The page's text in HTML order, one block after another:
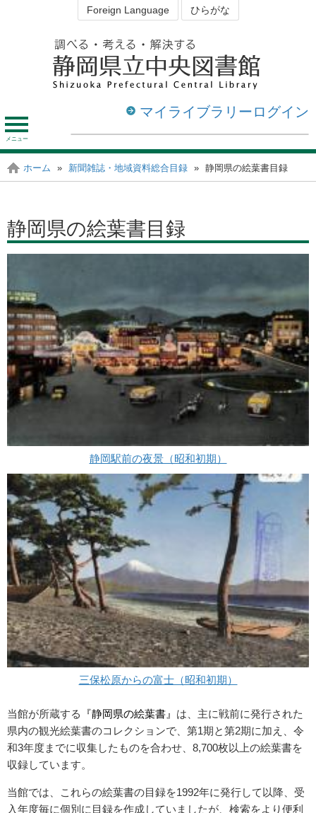
Foreign Language ひらがな
マイライブラリーログイン
メ
ニ
ュ
ー
資料を探す・調べる
図書館を利用する
静岡の図書館
ホーム » 新聞雑誌・地域資料総合目録 » 静岡県の絵葉書目録
静岡県の絵葉書目録
静岡駅前の夜景（昭和初期）
三保松原からの富士（昭和初期）
当館が所蔵する 『静岡県の絵葉書』 は、主に戦前に発行された
県内の観光絵葉書のコレクションで、第1期と第2期に加え、令
和3年度までに収集したものを合わせ、8,700枚以上の絵葉書を
収録しています。
当館では、これらの絵葉書の目録を1992年に発行して以降、受
入年度毎に個別に目録を作成していましたが、検索をより便利